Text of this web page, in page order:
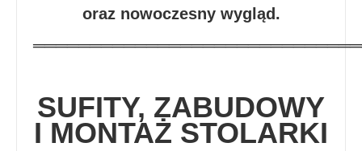
oraz nowoczesny wygląd.
SUFITY, ZABUDOWY
I MONTAŻ STOLARKI